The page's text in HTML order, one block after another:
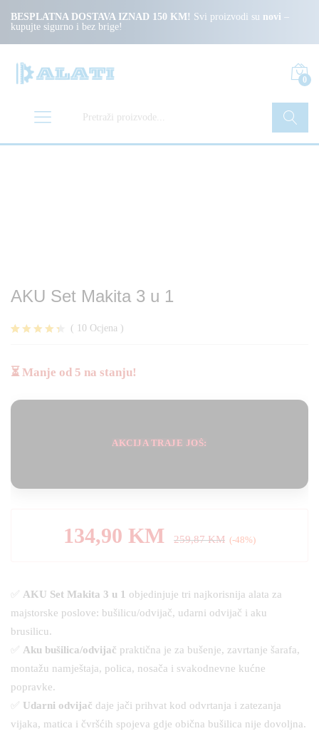
BESPLATNA DOSTAVA IZNAD 150 KM! Svi proizvodi su novi –
kupujte sigurno i bez brige!
0
Pretraži
AKU Set Makita 3 u 1
4.30od
ukupno 5
korisnika)
( 10 Ocjena )
⏳ Manje od 5 na stanju!
AKCIJA TRAJE JOŠ:
134,90 KM 259,87KM (-48%)
AKU Set Makita 3 u 1 objedinjuje tri najkorisnija alata za
majstorske poslove: bušilicu/odvijač, udarni odvijač i aku
brusilicu.
Aku bušilica/odvijač praktična je za bušenje, zavrtanje šarafa,
montažu namještaja, polica, nosača i svakodnevne kućne
popravke.
Udarni odvijač daje jači prihvat kod odvrtanja i zatezanja
vijaka, matica i čvršćih spojeva gdje obična bušilica nije dovoljna.